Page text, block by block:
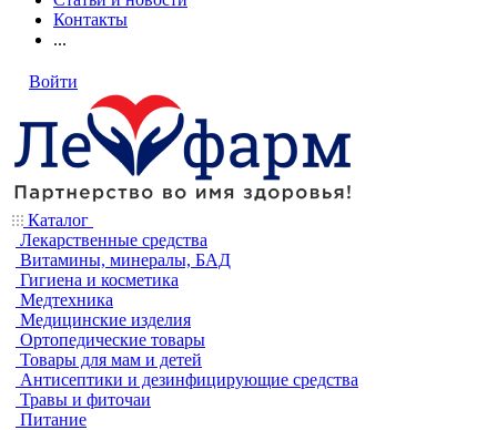
Контакты
...
Войти
Каталог
Лекарственные средства
Витамины, минералы, БАД
Гигиена и косметика
Медтехника
Медицинские изделия
Ортопедические товары
Товары для мам и детей
Антисептики и дезинфицирующие средства
Травы и фиточаи
Питание